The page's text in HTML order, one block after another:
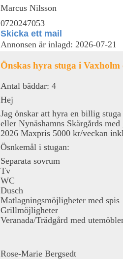
Marcus Nilsson
0720247053
Skicka ett mail
Annonsen är inlagd: 2026-07-21
Önskas hyra stuga i Vaxholm
Antal bäddar: 4
Hej
Jag önskar att hyra en billig
eller Nynäshamns Skärgårds
2026 Maxpris 5000 kr/veckan
Ösnkemål i stugan:
Separata sovrum
Tv
WC
Dusch
Matlagningsmöjligheter med spis
Grillmöjligheter
Veranada/Trädgård med
Rose-Marie Bergsedt